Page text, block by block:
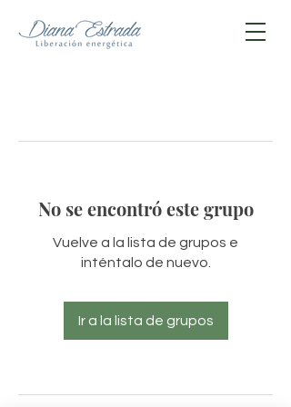
No se encontró este grupo
Vuelve a la lista de grupos e
inténtalo de nuevo.
Ir a la lista de grupos